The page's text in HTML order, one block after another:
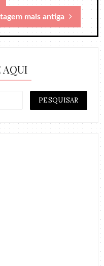
mais antiga
AQUI